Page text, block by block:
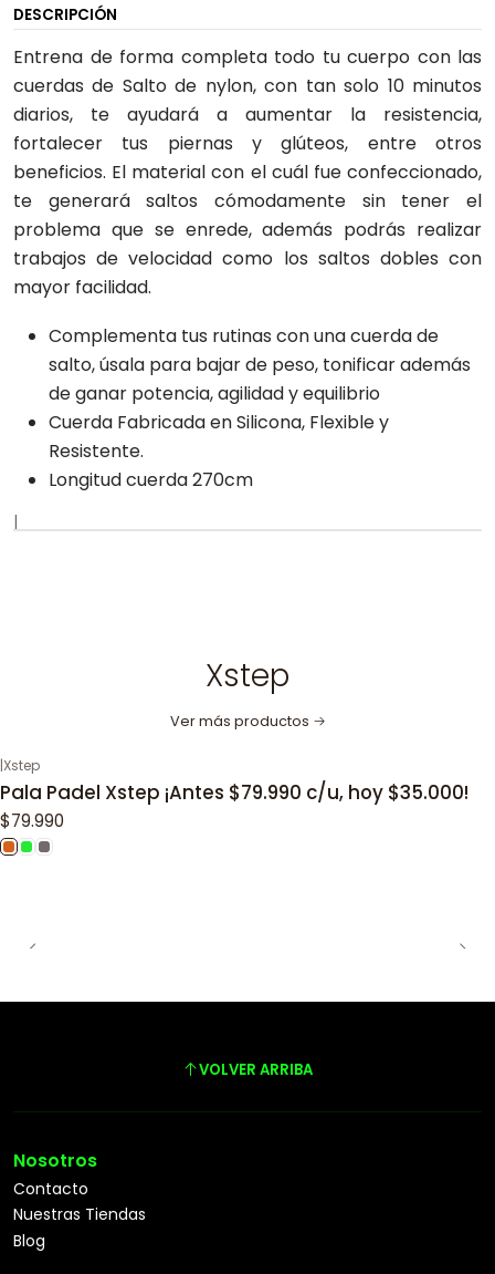
DESCRIPCIÓN
Entrena de forma completa todo tu cuerpo con las
cuerdas de Salto de nylon, con tan solo 10 minutos
diarios, te ayudará a aumentar la resistencia,
fortalecer tus piernas y glúteos, entre otros
beneficios. El material con el cuál fue confeccionado,
te generará saltos cómodamente sin tener el
problema que se enrede, además podrás realizar
trabajos de velocidad como los saltos dobles con
mayor facilidad.
Complementa tus rutinas con una cuerda de
salto, úsala para bajar de peso, tonificar además
de ganar potencia, agilidad y equilibrio
Cuerda Fabricada en Silicona, Flexible y
Resistente.
Longitud cuerda 270cm
|
Xstep
Ver más productos
|Xstep
Pala Padel Xstep ¡Antes $79.990 c/u, hoy $35.000!
$79.990
VOLVER ARRIBA
Nosotros
Contacto
Nuestras Tiendas
Blog